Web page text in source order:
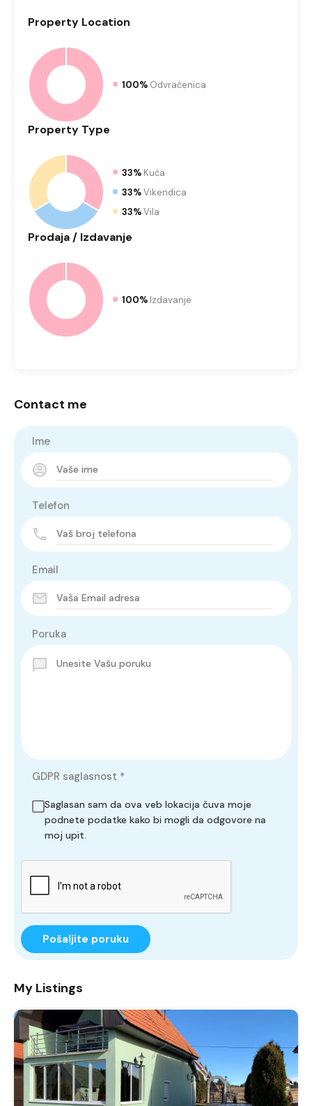
Property Location
100% Odvraćenica
Property Type
33% Kuća
33%Vikendica
33%Vila
Prodaja / Izdavanje
100% Izdavanje
Contact me
Ime
Telefon
Email
Poruka
GDPR saglasnost *
Saglasan sam da ova veb lokacija čuva moje
podnete podatke kako bi mogli da odgovore na
moj upit.
Pošaljite poruku
My Listings